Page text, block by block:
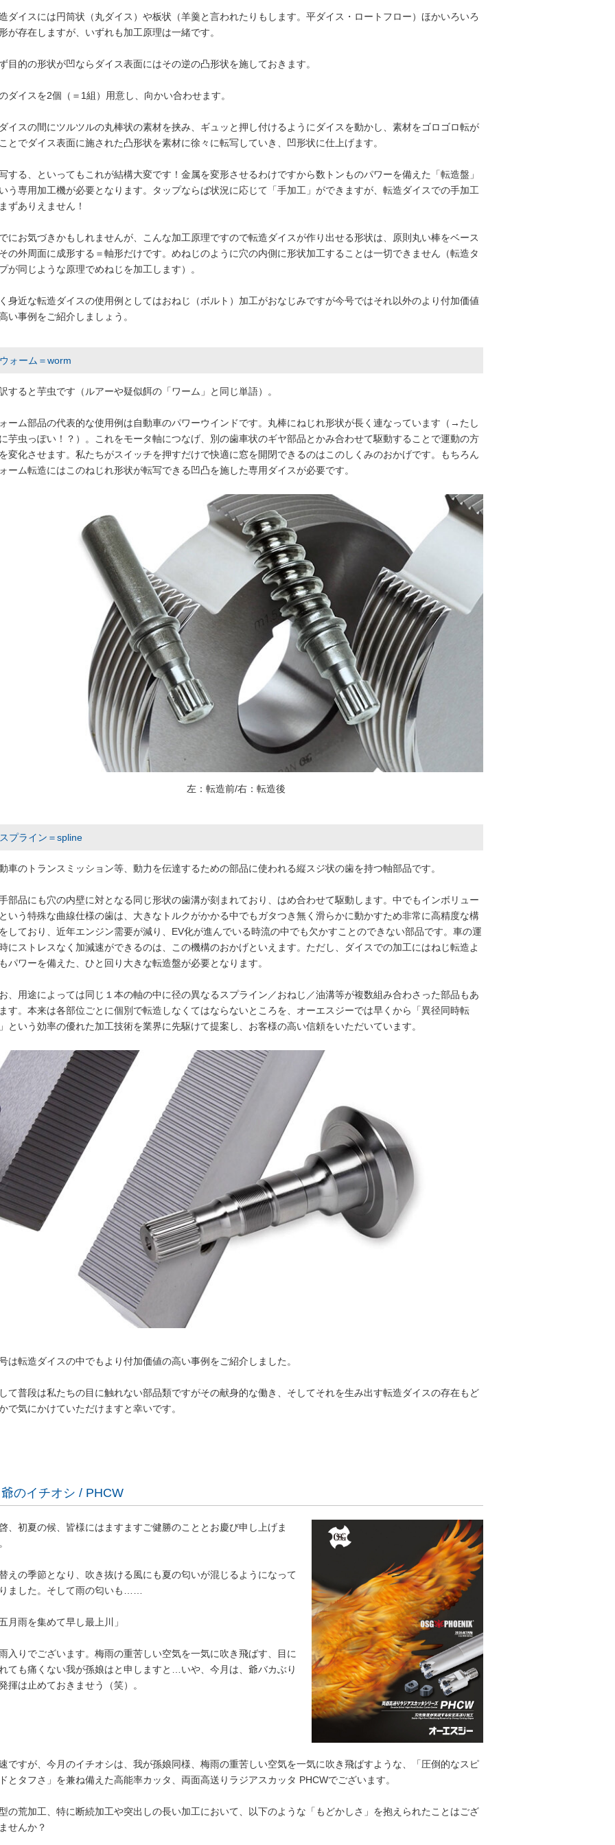
ダイスには円筒状（丸ダイス）や板状（羊羹と言われたりもします。平ダイス・ロートフロー）ほかいろいろ
が存在しますが、いずれも加工原理は一緒です。
目的の形状が凹ならダイス表面にはその逆の凸形状を施しておきます。
ダイスを2個（＝1組）用意し、向かい合わせます。
イスの間にツルツルの丸棒状の素材を挟み、ギュッと押し付けるようにダイスを動かし、素材をゴロゴロ転が
とでダイス表面に施された凸形状を素材に徐々に転写していき、凹形状に仕上げます。
する、といってもこれが結構大変です！金属を変形させるわけですから数トンものパワーを備えた「転造盤」
う専用加工機が必要となります。タップならば状況に応じて「手加工」ができますが、転造ダイスでの手加工
ずありえません！
にお気づきかもしれませんが、こんな加工原理ですので転造ダイスが作り出せる形状は、原則丸い棒をベース
の外周面に成形する＝軸形だけです。めねじのように穴の内側に形状加工することは一切できません（転造タ
が同じような原理でめねじを加工します）。
身近な転造ダイスの使用例としてはおねじ（ボルト）加工がおなじみですが今号ではそれ以外のより付加価値
い事例をご紹介しましょう。
ウォーム＝worm
すると芋虫です（ルアーや疑似餌の「ワーム」と同じ単語）。
ーム部品の代表的な使用例は自動車のパワーウインドです。丸棒にねじれ形状が長く連なっています（→たし
芋虫っぽい！？）。これをモータ軸につなげ、別の歯車状のギヤ部品とかみ合わせて駆動することで運動の方
変化させます。私たちがスイッチを押すだけで快適に窓を開閉できるのはこのしくみのおかげです。もちろん
ーム転造にはこのねじれ形状が転写できる凹凸を施した専用ダイスが必要です。
左：転造前/右：転造後
スプライン＝spline
車のトランスミッション等、動力を伝達するための部品に使われる縦スジ状の歯を持つ軸部品です。
部品にも穴の内壁に対となる同じ形状の歯溝が刻まれており、はめ合わせて駆動します。中でもインボリュー
という特殊な曲線仕様の歯は、大きなトルクがかかる中でもガタつき無く滑らかに動かすため非常に高精度な構
しており、近年エンジン需要が減り、EV化が進んでいる時流の中でも欠かすことのできない部品です。車の運
にストレスなく加減速ができるのは、この機構のおかげといえます。ただし、ダイスでの加工にはねじ転造よ
パワーを備えた、ひと回り大きな転造盤が必要となります。
、用途によっては同じ１本の軸の中に径の異なるスプライン／おねじ／油溝等が複数組み合わさった部品もあ
す。本来は各部位ごとに個別で転造しなくてはならないところを、オーエスジーでは早くから「異径同時転
という効率の優れた加工技術を業界に先駆けて提案し、お客様の高い信頼をいただいています。
は転造ダイスの中でもより付加価値の高い事例をご紹介しました。
て普段は私たちの目に触れない部品類ですがその献身的な働き、そしてそれを生み出す転造ダイスの存在もど
で気にかけていただけますと幸いです。
爺のイチオシ / PHCW
、初夏の候、皆様にはますますご健勝のこととお慶び申し上げま
えの季節となり、吹き抜ける風にも夏の匂いが混じるようになって
ました。そして雨の匂いも……
五月雨を集めて早し最上川」
入りでございます。梅雨の重苦しい空気を一気に吹き飛ばす、目に
ても痛くない我が孫娘はと申しますと…いや、今月は、爺バカぶり
揮は止めておきませう（笑）。
ですが、今月のイチオシは、我が孫娘同様、梅雨の重苦しい空気を一気に吹き飛ばすような、「圧倒的なスピ
とタフさ」を兼ね備えた高能率カッタ、両面高送りラジアスカッタ PHCWでございます。
の荒加工、特に断続加工や突出しの長い加工において、以下のような「もどかしさ」を抱えられたことはござ
せんか？